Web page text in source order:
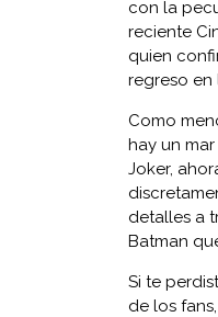
con la
reciente
quien
regreso en
Como
hay un
Joker,
detalles a
Batman
Si te
de los